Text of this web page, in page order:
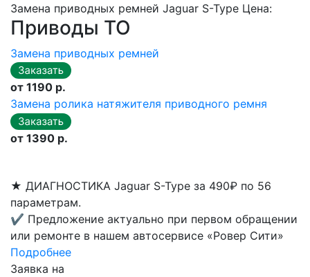
Замена приводных ремней Jaguar S-Type Цена:
Приводы ТО
Замена приводных ремней
от 1190 р.
Замена ролика натяжителя приводного ремня
от 1390 р.
★ ДИАГНОСТИКА Jaguar S-Type за 490₽ по 56
параметрам.
✔ Предложение актуально при первом обращении
или ремонте в нашем автосервисе «Ровер Сити»
Подробнее
Заявка на